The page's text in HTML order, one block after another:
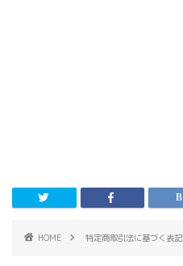
HOME 特定商取引法に基づく表記